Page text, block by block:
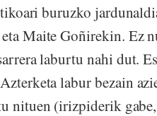
buruzko
Maite Goñirekin. Ez
laburtu nahi dut.
labur bezain
nituen (irizpiderik